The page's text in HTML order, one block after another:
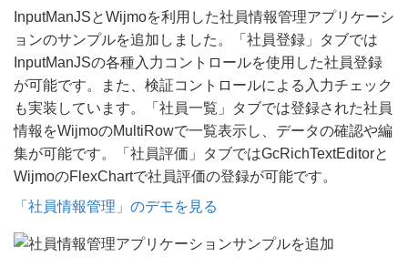
InputManJSとWijmoを利用した社員情報管理アプリケーシ
ョンのサンプルを追加しました。「社員登録」タブでは
InputManJSの各種入力コントロールを使用した社員登録
が可能です。また、検証コントロールによる入力チェック
も実装しています。「社員一覧」タブでは登録された社員
情報をWijmoのMultiRowで一覧表示し、データの確認や編
集が可能です。「社員評価」タブではGcRichTextEditorと
WijmoのFlexChartで社員評価の登録が可能です。
「社員情報管理」のデモを見る